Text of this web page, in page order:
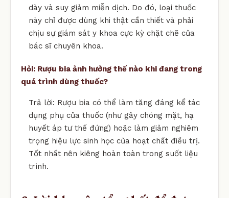
dày và suy giảm miễn dịch. Do đó, loại thuốc
này chỉ được dùng khi thật cần thiết và phải
chịu sự giám sát y khoa cực kỳ chặt chẽ của
bác sĩ chuyên khoa.
Hỏi: Rượu bia ảnh hưởng thế nào khi đang trong
quá trình dùng thuốc?
Trả lời: Rượu bia có thể làm tăng đáng kể tác
dụng phụ của thuốc (như gây chóng mặt, hạ
huyết áp tư thế đứng) hoặc làm giảm nghiêm
trọng hiệu lực sinh học của hoạt chất điều trị.
Tốt nhất nên kiêng hoàn toàn trong suốt liệu
trình.